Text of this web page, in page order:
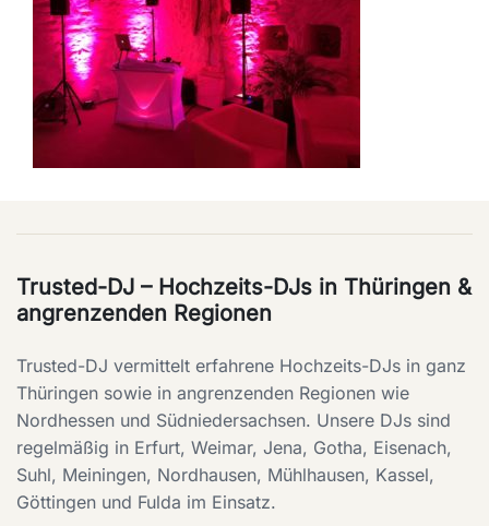
Trusted-DJ – Hochzeits-DJs in Thüringen &
angrenzenden Regionen
Trusted-DJ vermittelt erfahrene Hochzeits-DJs in ganz
Thüringen sowie in angrenzenden Regionen wie
Nordhessen und Südniedersachsen. Unsere DJs sind
regelmäßig in Erfurt, Weimar, Jena, Gotha, Eisenach,
Suhl, Meiningen, Nordhausen, Mühlhausen, Kassel,
Göttingen und Fulda im Einsatz.